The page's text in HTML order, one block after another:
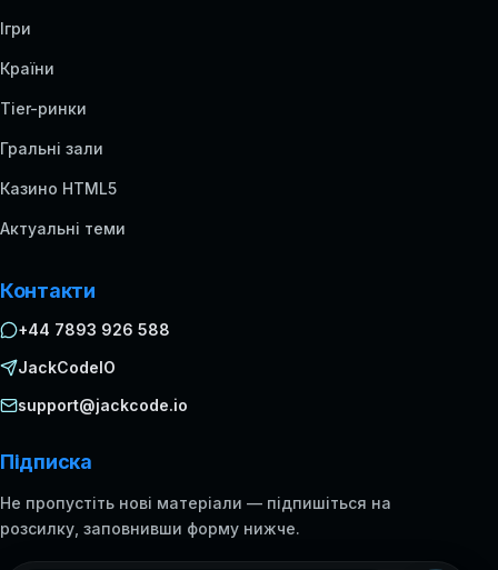
Ігри
Країни
Tier-ринки
Гральні зали
Казино HTML5
Актуальні теми
Контакти
+44 7893 926 588
JackCodeIO
support@jackcode.io
Підписка
Не пропустіть нові матеріали — підпишіться на
розсилку, заповнивши форму нижче.